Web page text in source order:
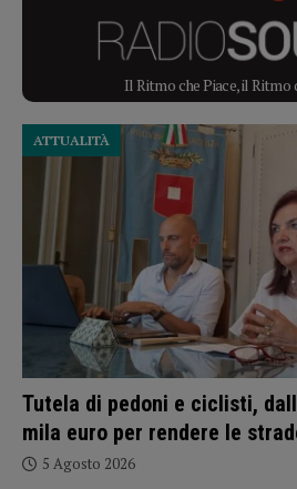
Il Ritmo che Piace, il Ritmo
Tutela di pedoni e ciclisti,
mila euro per rendere le
ATTUALITÀ
5 Agosto 2026